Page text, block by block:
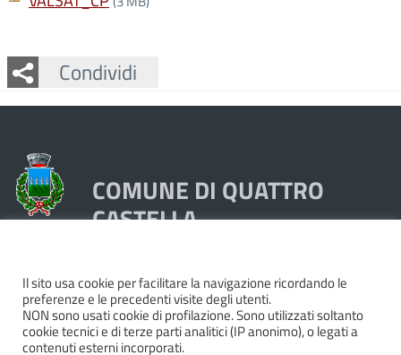
Condividi
Facebook
Twitter
Whatsapp
COMUNE DI QUATTRO
CASTELLA
Piazza Dante 1, 42020 Quattro Castella (RE)
Tel. 0522249211 - Fax 0522249298
Codice Fiscale e Partita Iva 00439250358
Il sito usa cookie per facilitare la navigazione ricordando le
preferenze e le precedenti visite degli utenti.
NON sono usati cookie di profilazione. Sono utilizzati soltanto
cookie tecnici e di terze parti analitici (IP anonimo), o legati a
contenuti esterni incorporati.